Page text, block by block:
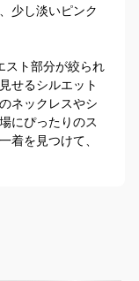
少し淡いピンク
スト部分が絞られ
せるシルエット
ネックレスやシ
にぴったりのス
着を見つけて、